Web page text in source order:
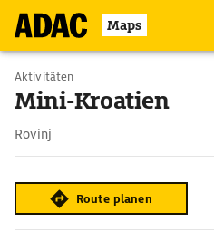
Maps
Aktivitäten
Mini-Kroatien
Rovinj
Route planen